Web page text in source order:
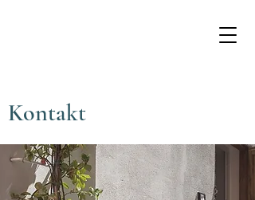
Kontakt